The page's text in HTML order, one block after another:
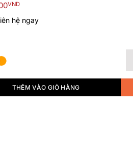
VND
hệ ngay
THÊM VÀO GIỎ HÀNG